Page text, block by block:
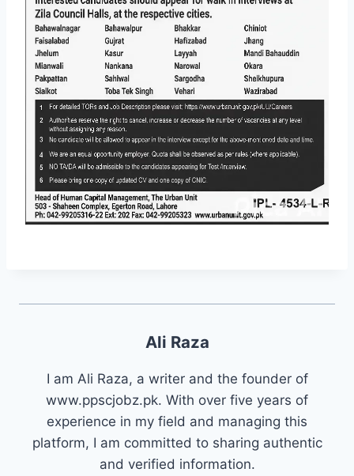
Ali Raza
I am Ali Raza, a writer and the founder of
www.ppscjobz.pk. With over five years of
experience in my field and managing this
platform, I am committed to sharing authentic
and verified information.